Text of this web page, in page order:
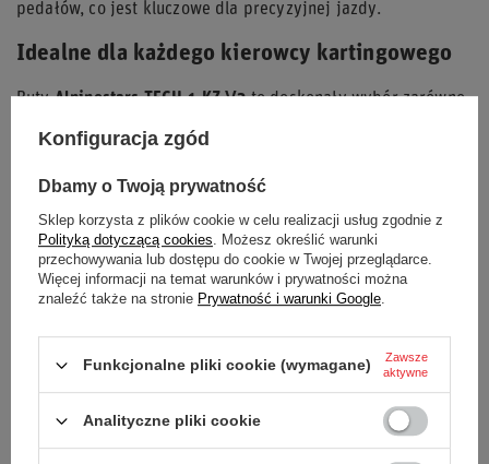
pedałów, co jest kluczowe dla precyzyjnej jazdy.
Idealne dla każdego kierowcy kartingowego
ButyAlpinestars TECH 1-KZ V2to doskonały wybór zarówno
dla doświadczonych kierowców, jak i tych, którzy
design w kolorze czarno-białym sprawia, że pasują do
większości kombinezonów kartingowych.
Dlaczego warto wybrać buty Alpinestars TECH
1-KZ V2?
Połączenie materiałów i
Precyzyjne dopasowanie:Anatomiczny kształt i
podwójne zapięcie na rzep.
Konfiguracja zgód
Dbamy o Twoją prywatność
Sklep korzysta z plików cookie w celu realizacji usług zgodnie z
Polityką dotyczącą cookies. Możesz określić warunki
przechowywania lub dostępu do cookie w Twojej przeglądarce.
Więcej informacji na temat warunków i prywatności można
znaleźć także na stronie Prywatność i warunki Google.
Funkcjonalne pliki cookie (wymagane)
Zawsze
aktywne
Analityczne pliki cookie